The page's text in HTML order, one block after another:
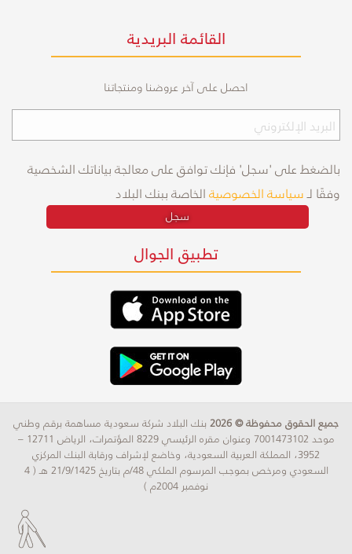
القائمة البريدية
احصل على آخر عروضنا ومنتجاتنا
بالضغط على 'سجل' فإنك توافق على معالجة بياناتك الشخصية
وفقًا لـسياسة الخصوصيةالخاصة ببنك البلاد
سجل
تطبيق الجوال
جميع الحقوق محفوظة © 2026
بنك البلاد شركة سعودية مساهمة برقم وطني
موحد 7001473102 وعنوان مقره الرئيسي 8229 المؤتمرات، الرياض 12711 –
3952، المملكة العربية السعودية، وخاضع لإشراف ورقابة البنك المركزي
السعودي ومرخص بموجب المرسوم الملكي 48/م بتاريخ 21/9/1425 هـ ( 4
نوفمبر 2004م )